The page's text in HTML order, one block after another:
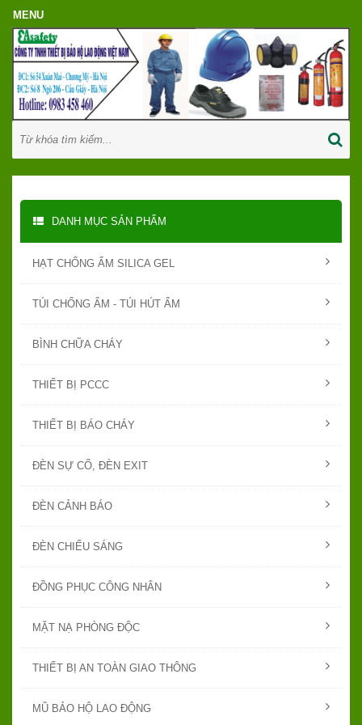
DANH MỤC SẢN PHẨM
HẠT CHỐNG ẨM SILICA GEL
TÚI CHỐNG ẨM - TÚI HÚT ẨM
BÌNH CHỮA CHÁY
THIẾT BỊ PCCC
THIẾT BỊ BÁO CHÁY
ĐÈN SỰ CỐ, ĐÈN EXIT
ĐÈN CẢNH BÁO
ĐÈN CHIẾU SÁNG
ĐỒNG PHỤC CÔNG NHÂN
MẶT NẠ PHÒNG ĐỘC
THIẾT BỊ AN TOÀN GIAO THÔNG
MŨ BẢO HỘ LAO ĐỘNG